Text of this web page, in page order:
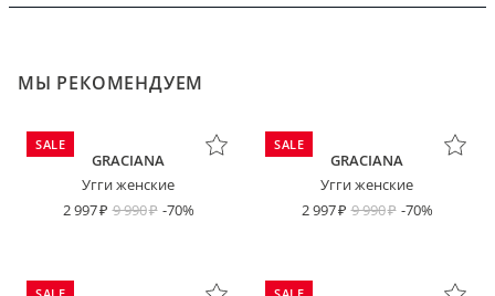
МЫ РЕКОМЕНДУЕМ
SALE
GRACIANA
Угги женские
2 997
9 990 -70%
SALE
GRACIANA
Угги женские
2 997
9 990 -70%